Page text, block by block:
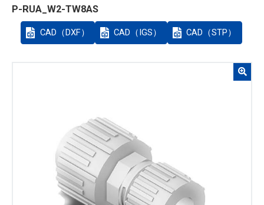
P-RUA_W2-TW8AS
CAD（DXF） CAD（IGS） CAD（STP）